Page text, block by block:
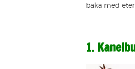
baka med
1.